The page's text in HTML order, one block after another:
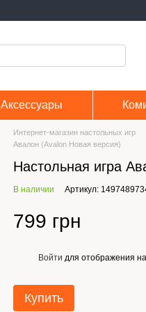
Аксессуары
Интернет-магазин настольных игр
Авалон (Avalon Новая версия)
Настольная игра
В наличии Артикул:
799 грн
Войти для отображения
Купить